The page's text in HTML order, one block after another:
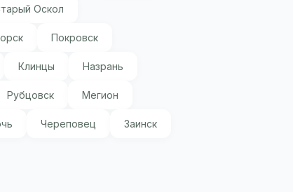
Оскол
Покровск
Клинцы Назрань
Рубцовск Мегион
Череповец Заинск